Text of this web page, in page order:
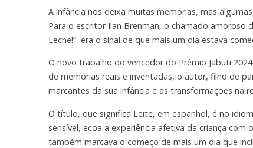
A infância nos deixa muitas memórias, mas
Para o escritor Ilan Brenman, o chamado amoroso
Leche!”, era o sinal de que mais um dia estava
O novo trabalho do vencedor do Prêmio Jabuti
de memórias reais e inventadas, o autor, filho de
marcantes da sua infância e as transformações na
O título, que significa Leite, em espanhol, é no
sensível, ecoa a experiência afetiva da criança
também marcava o começo de mais um dia que